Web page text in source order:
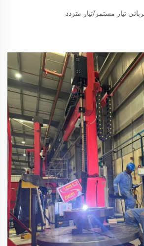
تيار مستمر/تيار متردد